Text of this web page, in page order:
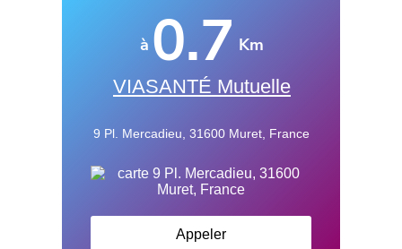
à 0.7 Km
VIASANTÉ Mutuelle
9 Pl. Mercadieu, 31600 Muret, France
Appeler